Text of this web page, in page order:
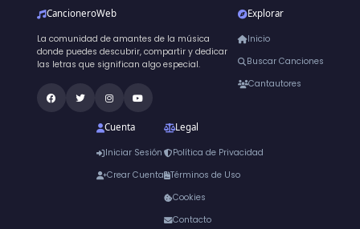
CancioneroWeb
La comunidad de amantes de la música
donde puedes descubrir, compartir y dedicar
las letras que significan algo especial.
Explorar
Inicio
Buscar Canciones
Cantautores
Cuenta
Iniciar Sesión
Crear Cuenta
Legal
Política de Privacidad
Términos de Uso
Cookies
Contacto